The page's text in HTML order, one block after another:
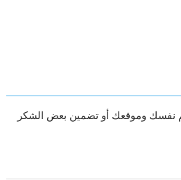
نفسك وموقعك أو تضمين بعض الشكر